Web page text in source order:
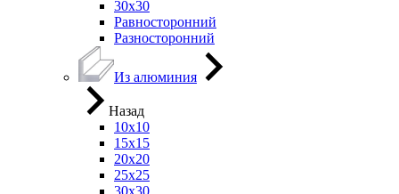
30х30
Равносторонний
Разносторонний
Из алюминия
Назад
10х10
15х15
20х20
25х25
30х30